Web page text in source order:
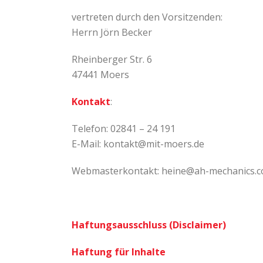
vertreten durch den Vorsitzenden:
Herrn Jörn Becker
Rheinberger Str. 6
47441 Moers
Kontakt:
Telefon: 02841 – 24 191
E-Mail: kontakt@mit-moers.de
Webmasterkontakt: heine@ah-
Haftungsausschluss (Disclaimer)
Haftung für Inhalte